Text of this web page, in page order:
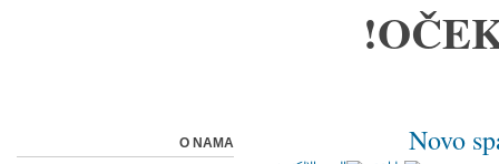
Novo
O NAMA